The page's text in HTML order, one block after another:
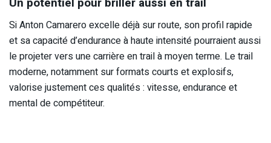
Si Anton Camarero excelle déjà sur route, son profil rapide
et sa capacité d’endurance à haute intensité pourraient aussi
le projeter vers une carrière en trail à moyen terme. Le trail
moderne, notamment sur formats courts et explosifs,
valorise justement ces qualités : vitesse, endurance et
mental de compétiteur.